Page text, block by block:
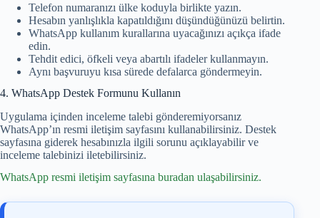
Telefon numaranızı ülke koduyla birlikte yazın.
Hesabın yanlışlıkla kapatıldığını düşündüğünüzü belirtin.
WhatsApp kullanım kurallarına uyacağınızı açıkça ifade
edin.
Tehdit edici, öfkeli veya abartılı ifadeler kullanmayın.
Aynı başvuruyu kısa sürede defalarca göndermeyin.
4. WhatsApp Destek Formunu Kullanın
Uygulama içinden inceleme talebi gönderemiyorsanız
WhatsApp’ın resmi iletişim sayfasını kullanabilirsiniz. Destek
sayfasına giderek hesabınızla ilgili sorunu açıklayabilir ve
inceleme talebinizi iletebilirsiniz.
WhatsApp resmi iletişim sayfasına buradan ulaşabilirsiniz.